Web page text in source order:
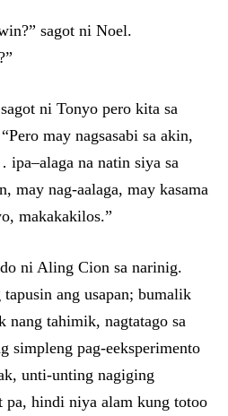
sagot ni Noel.
ni Tonyo pero kita sa
may nagsasabi sa akin,
na natin siya sa
may nag-aalaga, may kasama
makakakilos.”
ni Aling Cion sa narinig.
ang usapan; bumalik
nang tahimik, nagtatago sa
simpleng pag-eeksperimento
unti-unting nagiging
pa, hindi niya alam kung totoo